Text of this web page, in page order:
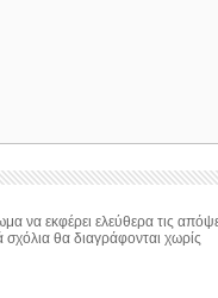
να εκφέρει ελεύθερα τις
σχόλια θα διαγράφονται χωρίς